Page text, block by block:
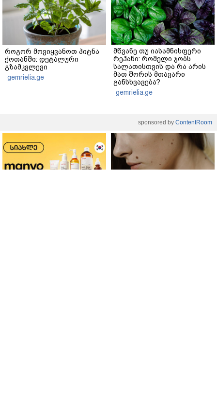
როგორ მოვიყვანოთ პიტნა
ქოთანში: დეტალური
გზამკვლევი
gemrielia.ge
მწვანე თუ იასამნისფერი
რეჰანი: რომელი ჯობს
სალათისთვის და რა არის
მათ შორის მთავარი
განსხვავება?
gemrielia.ge
sponsored by ContentRoom